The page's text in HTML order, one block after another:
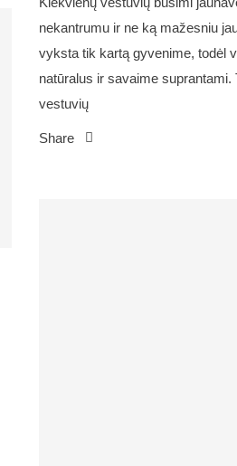
nekantrumu ir ne ką mažesniu
vyksta tik kartą gyvenime, todėl
natūralus ir savaime suprantami.
vestuvių
Share